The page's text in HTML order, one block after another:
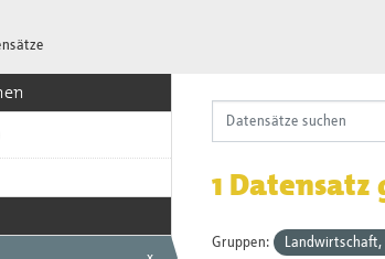
1
Gruppen: